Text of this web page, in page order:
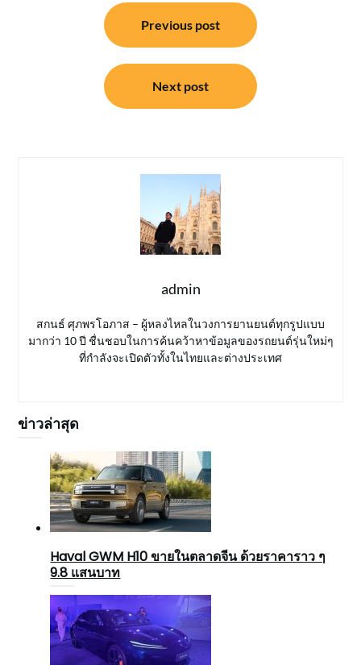
Previous post
Next post
admin
สกนธ์ ศุภพรโอภาส – ผู้หลงไหลในวงการยานยนต์ทุกรูปแบบ
มากว่า 10 ปี ชื่นชอบในการค้นคว้าหาข้อมูลของรถยนต์รุ่นใหม่ๆ
ที่กำลังจะเปิดตัวทั้งในไทยและต่างประเทศ
ข่าวล่าสุด
Haval GWM H10 ขายในตลาดจีน ด้วยราคาราว ๆ
9.8 แสนบาท